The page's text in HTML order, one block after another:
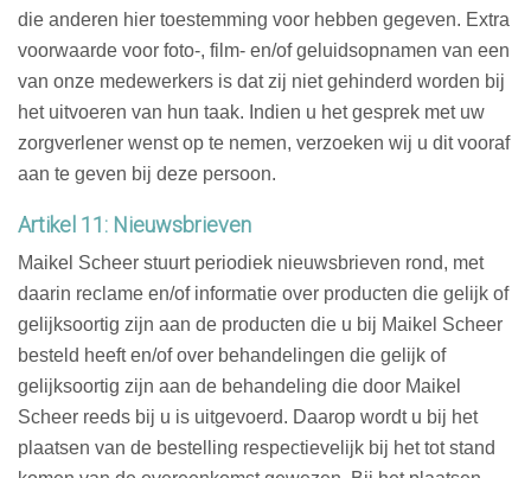
die anderen hier toestemming voor hebben gegeven. Extra
voorwaarde voor foto-, film- en/of geluidsopnamen van een
van onze medewerkers is dat zij niet gehinderd worden bij
het uitvoeren van hun taak. Indien u het gesprek met uw
zorgverlener wenst op te nemen, verzoeken wij u dit vooraf
aan te geven bij deze persoon.
Artikel 11: Nieuwsbrieven
Maikel Scheer stuurt periodiek nieuwsbrieven rond, met
daarin reclame en/of informatie over producten die gelijk of
gelijksoortig zijn aan de producten die u bij Maikel Scheer
besteld heeft en/of over behandelingen die gelijk of
gelijksoortig zijn aan de behandeling die door Maikel
Scheer reeds bij u is uitgevoerd. Daarop wordt u bij het
plaatsen van de bestelling respectievelijk bij het tot stand